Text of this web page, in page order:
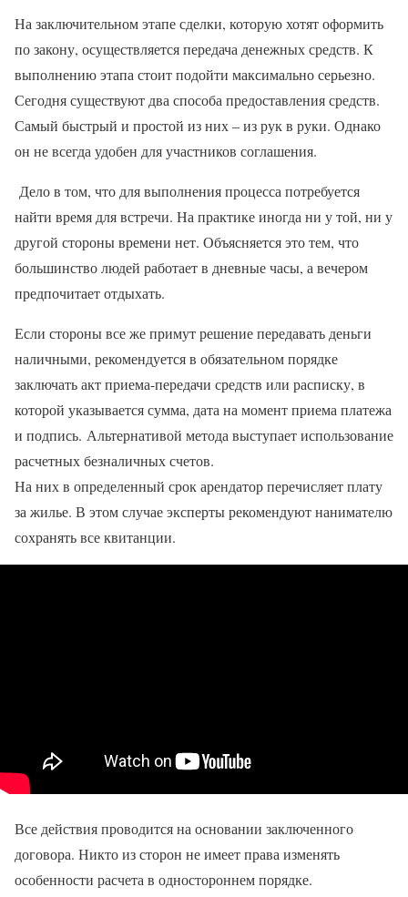
На заключительном этапе сделки, которую хотят оформить
по закону, осуществляется передача денежных средств. К
выполнению этапа стоит подойти максимально серьезно.
Сегодня существуют два способа предоставления средств.
Самый быстрый и простой из них – из рук в руки. Однако
он не всегда удобен для участников соглашения.
Дело в том, что для выполнения процесса потребуется
найти время для встречи. На практике иногда ни у той, ни у
другой стороны времени нет. Объясняется это тем, что
большинство людей работает в дневные часы, а вечером
предпочитает отдыхать.
Если стороны все же примут решение передавать деньги
наличными, рекомендуется в обязательном порядке
заключать акт приема-передачи средств или расписку, в
которой указывается сумма, дата на момент приема платежа
и подпись. Альтернативой метода выступает использование
расчетных безналичных счетов.
На них в определенный срок арендатор перечисляет плату
за жилье. В этом случае эксперты рекомендуют нанимателю
сохранять все квитанции.
Все действия проводится на основании заключенного
договора. Никто из сторон не имеет права изменять
особенности расчета в одностороннем порядке.